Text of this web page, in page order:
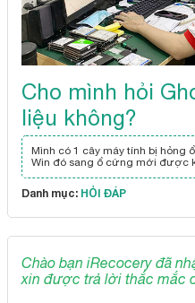
Cho mình hỏi
liệu không?
Mình có 1 cây máy tính bị hỏng
Win đó sang ổ cứng mới được
Danh mục: HỎI ĐÁP
Chào bạn iRecocery đã
xin được trả lời thắc mắc